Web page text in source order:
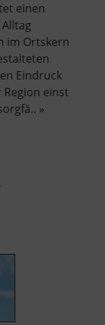
einen
im Ortskern
Eindruck
einst
»